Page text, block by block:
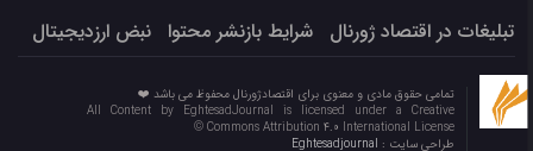
تبلیغات در اقتصاد ژورنال
شرایط بازنشر محتوا نبض ارزدیجیتال
تمامی حقوق مادی و معنوی برای اقتصادژورنال محفوظ می باشد ❤️
All Content by EghtesadJournal is licensed under a Creative
Commons Attribution 4.0 International License ©️
طراحی سایت :